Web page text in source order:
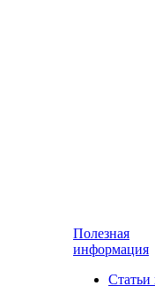
Полезная
информация
Статьи